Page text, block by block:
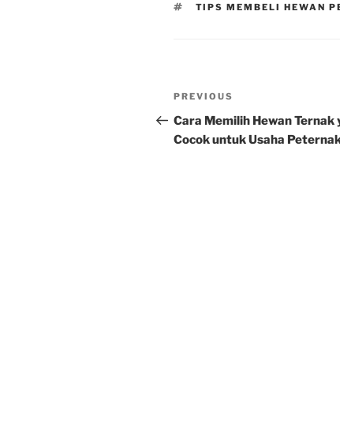
TAGS
TIPS MEMBELI HEWAN
Post
navigation
Previous
Post
PREVIOUS
Cara Memilih Hewan Ternak
Cocok untuk Usaha